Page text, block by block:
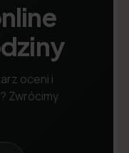
oceni i
Zwrócimy